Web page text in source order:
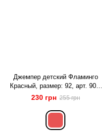
Джемпер детский Фламинго
Красный, размер: 92, арт. 900-
311
230 грн 255 грн